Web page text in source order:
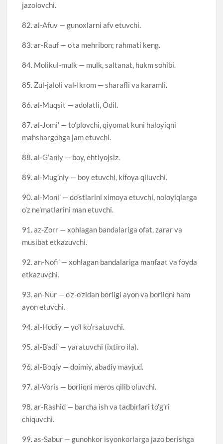
jazolovchi.
82. al-Afuv — gunoxlarni afv etuvchi.
83. ar-Rauf — o’ta mehribon; rahmati keng.
84. Molikul-mulk — mulk, saltanat, hukm sohibi.
85. Zul-jaloli val-Ikrom — sharafli va karamli.
86. al-Muqsit — adolatli, Odil.
87. al-Jomi’ — to’plovchi, qiyomat kuni haloyiqni
mahshargohga jam etuvchi.
88. al-G’aniy — boy, ehtiyojsiz.
89. al-Mug’niy — boy etuvchi, kifoya qiluvchi.
90. al-Moni’ — do’stlarini ximoya etuvchi, noloyiqlarga
o’z ne’matlarini man etuvchi.
91. az-Zorr — xohlagan bandalariga ofat, zarar va
musibat etkazuvchi.
92. an-Nofi’ — xohlagan bandalariga manfaat va foyda
etkazuvchi.
93. an-Nur — o’z-o’zidan borligi ayon va borliqni ham
ayon etuvchi.
94. al-Hodiy — yo’l ko’rsatuvchi.
95. al-Badi’ — yaratuvchi (ixtiro ila).
96. al-Boqiy — doimiy, abadiy mavjud.
97. al-Voris — borliqni meros qilib oluvchi.
98. ar-Rashid — barcha ish va tadbirlari to’g’ri
chiquvchi.
99. as-Sabur — gunohkor isyonkorlarga jazo berishga